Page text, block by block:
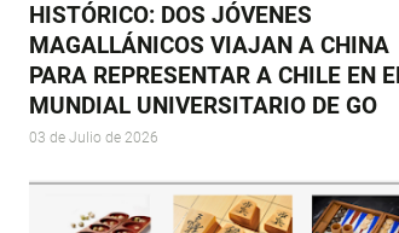
HISTÓRICO: DOS JÓVENES
MAGALLÁNICOS VIAJAN A CHINA
PARA REPRESENTAR A CHILE EN
MUNDIAL UNIVERSITARIO DE GO
03 de Julio de 2026